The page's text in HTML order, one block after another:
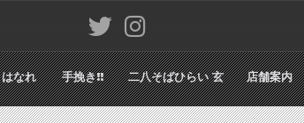
なれ 手挽き!! 二八そばひらい 玄 店舗案内